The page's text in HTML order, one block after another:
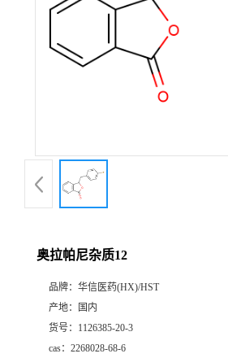
书
誉
奥拉帕尼杂质12
品牌： 华信医药(HX)/HST
产地：
国内
货号： 1126385-20-3
cas： 2268028-68-6